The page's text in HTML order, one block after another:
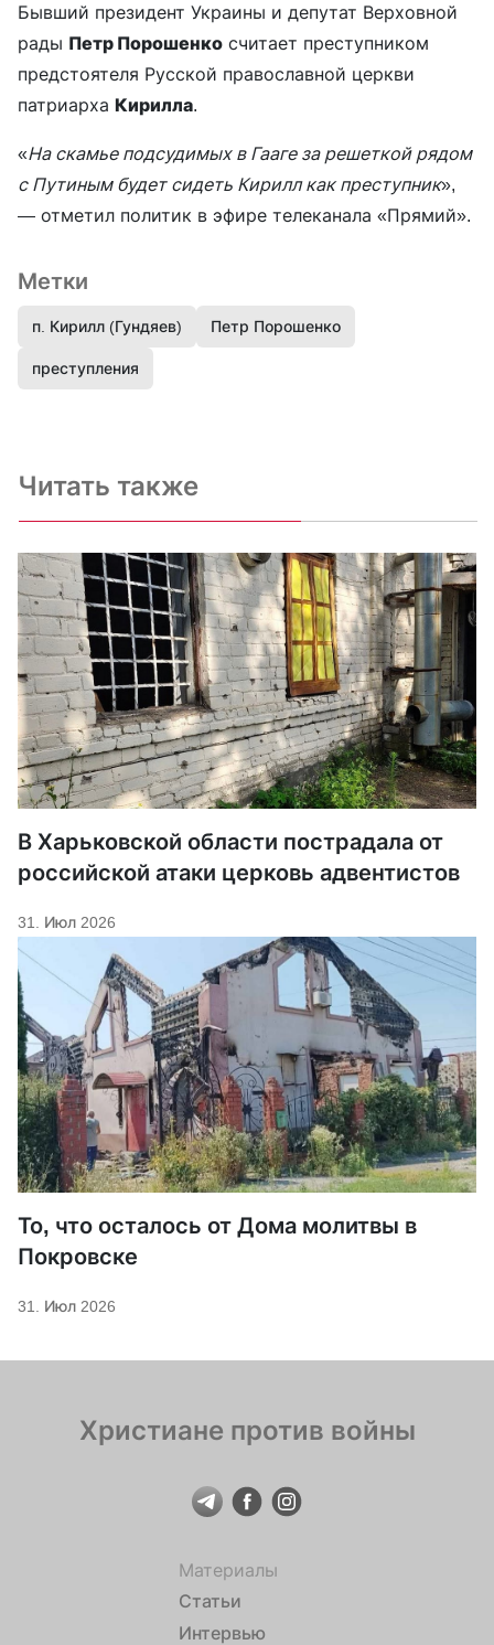
Бывший президент Украины и депутат Верховной
рады Петр Порошенко считает преступником
предстоятеля Русской православной церкви
патриарха Кирилла.
«На скамье подсудимых в Гааге за решеткой рядом
с Путиным будет сидеть Кирилл как преступник»,
— отметил политик в эфире телеканала «Прямий».
Метки
п. Кирилл (Гундяев) Петр Порошенко
преступления
Читать также
В Харьковской области пострадала от
российской атаки церковь адвентистов
31. Июл 2026
То, что осталось от Дома молитвы в
Покровске
31. Июл 2026
Христиане против войны
Материалы
Статьи
Интервью